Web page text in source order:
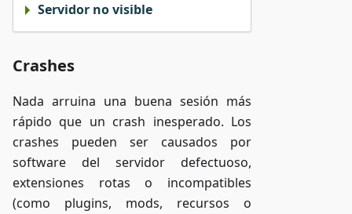
Servidor no visible
Crashes
Nada arruina una buena sesión más
rápido que un crash inesperado. Los
crashes pueden ser causados por
software del servidor defectuoso,
extensiones rotas o incompatibles
(como plugins, mods, recursos o